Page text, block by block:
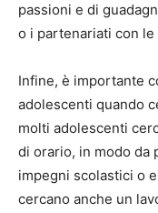
passioni e di
o i partenariati con le
Infine, è importante
adolescenti quando
molti adolescenti
di orario, in modo da
impegni scolastici o
cercano anche un